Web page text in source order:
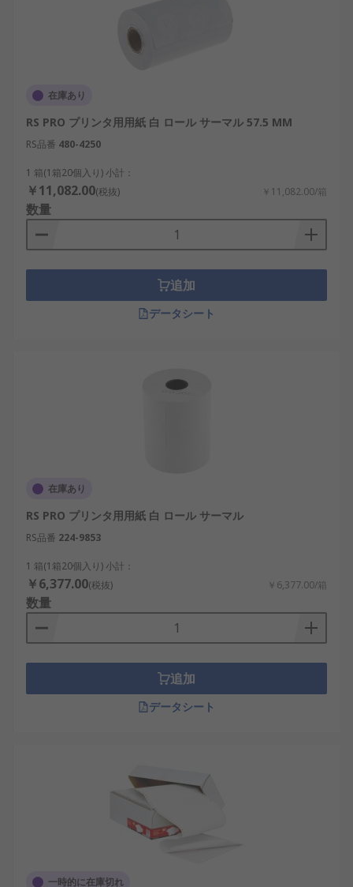
在庫あり
RS PRO プリンタ用用紙 白 ロール サーマル 57.5 MM
RS品番 480-4250
1 箱(1箱20個入り) 小計：
￥11,082.00(税抜) ￥11,082.00/箱
数量
追加
データシート
在庫あり
RS PRO プリンタ用用紙 白 ロール サーマル
RS品番 224-9853
1 箱(1箱20個入り) 小計：
￥6,377.00(税抜) ￥6,377.00/箱
数量
追加
データシート
一時的に在庫切れ